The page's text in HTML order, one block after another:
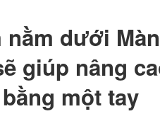
nằm dưới
giúp nâng
một tay